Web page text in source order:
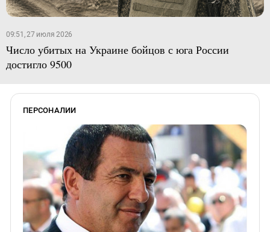
09:51, 27 июля 2026
Число убитых на Украине бойцов с юга России
достигло 9500
ПЕРСОНАЛИИ